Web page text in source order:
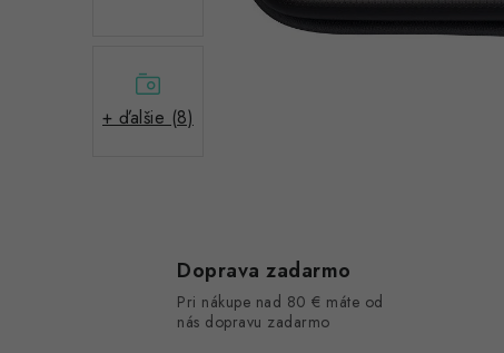
+ ďalšie (8)
Doprava zadarmo
Pri nákupe nad 80 € máte od
nás dopravu zadarmo